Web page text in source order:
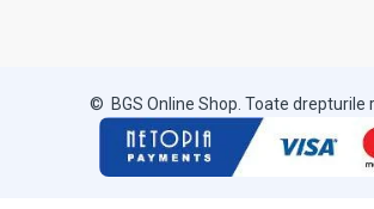
© BGS Online Shop. Toate drepturile